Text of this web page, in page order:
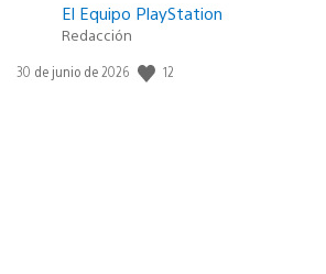
El Equipo PlayStation
Redacción
Fecha
30 de junio de 2026 12